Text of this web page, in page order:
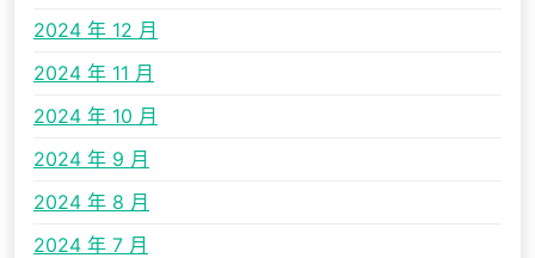
2024 年 12 月
2024 年 11 月
2024 年 10 月
2024 年 9 月
2024 年 8 月
2024 年 7 月